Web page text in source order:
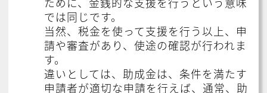
では同じです。
当然、税金を使って支援を行う以上、申
請や審査があり、使途の確認が行われま
す。
違いとしては、助成金は、条件を満たす
申請者が適切な申請を行えば、通常、助